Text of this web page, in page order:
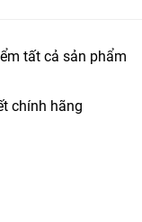
tất cả sản phẩm
chính hãng